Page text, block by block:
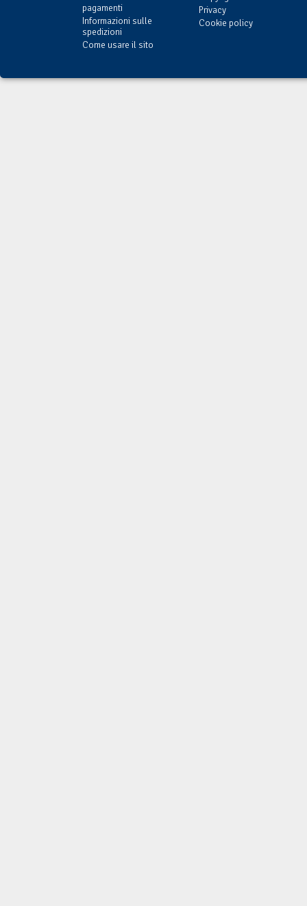
pagamenti
Informazioni sulle
spedizioni
Come usare il sito
Privacy
Cookie policy